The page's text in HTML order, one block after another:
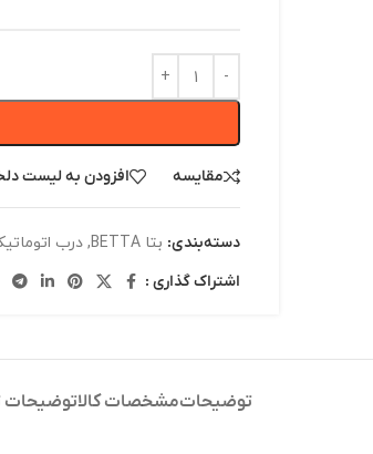
مقایسه افزودن به لیست
دسته‌بندی: بتا BETTA ,درب
اشتراک گذاری :
توضیحاتمشخصات کالاتوضیحات